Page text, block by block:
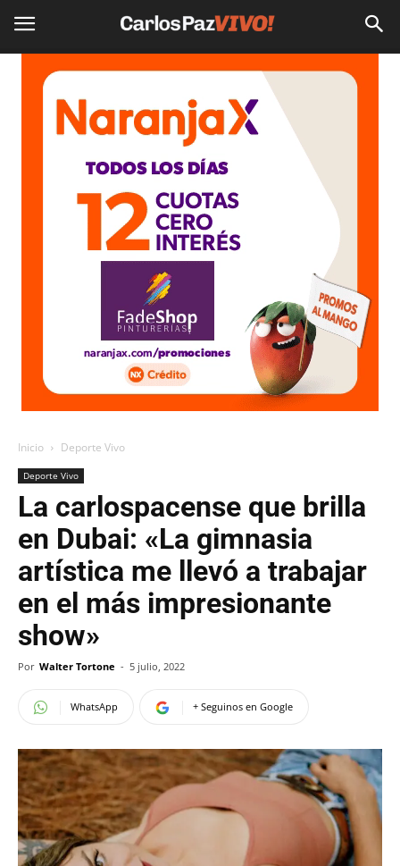
Inicio Deporte Vivo
Deporte Vivo
La carlospacense que brilla
en Dubai: «La gimnasia
artística me llevó a trabajar
en el más impresionante
show»
Por Walter Tortone - 5 julio, 2022
WhatsApp + Seguinos en Google